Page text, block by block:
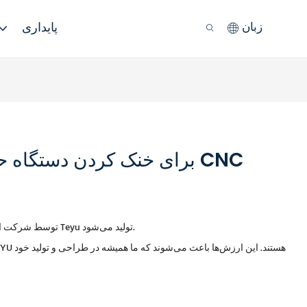
پایداری زبان
چیلر آبی صنعتی مدل CW-5000 توسط شرکت الکترومکانیکی گوانگژو Teyu تولید می‌شود.